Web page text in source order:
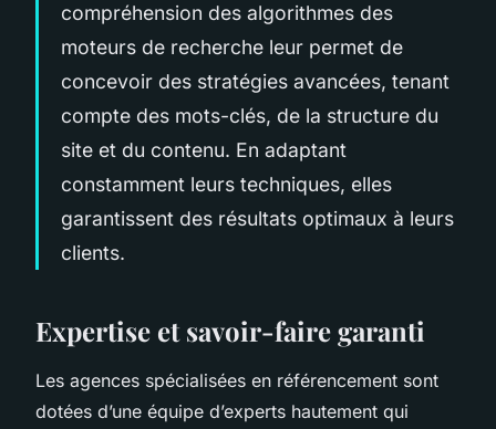
compréhension des algorithmes des
moteurs de recherche leur permet de
concevoir des stratégies avancées, tenant
compte des mots-clés, de la structure du
site et du contenu. En adaptant
constamment leurs techniques, elles
garantissent des résultats optimaux à leurs
clients.
Expertise et savoir-faire garanti
Les agences spécialisées en référencement sont
dotées d’une équipe d’experts hautement qui